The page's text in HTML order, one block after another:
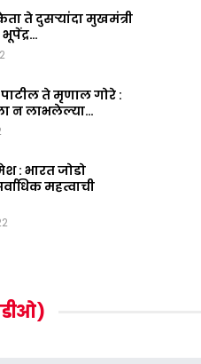
ते दुसऱ्यांदा मुखमंत्री
पाटील ते मृणाल गोरे :
न लाभलेल्या…
: भारत जोडो
महत्वाची